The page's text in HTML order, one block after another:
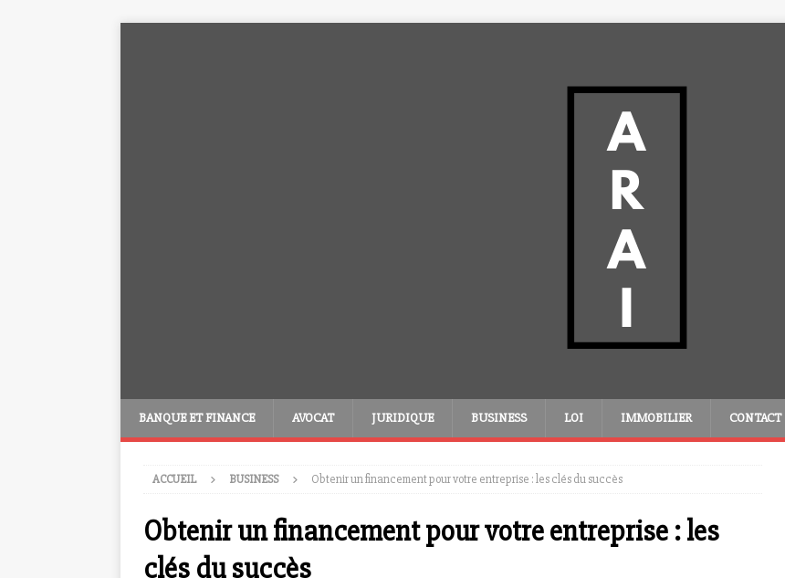
BANQUE ET FINANCE AVOCAT JURIDIQUE BUSINESS LOI IMMOBILIER CONTACT
ACCUEIL BUSINESS Obtenir un financement pour votre entreprise : les clés du succès
Obtenir un financement pour votre entreprise : les
clés du succès